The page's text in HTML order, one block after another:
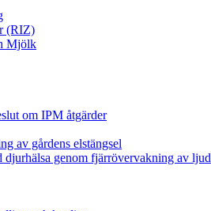
(RIZ)
Mjölk
om IPM åtgärder
av gårdens elstängsel
genom fjärrövervakning av ljud